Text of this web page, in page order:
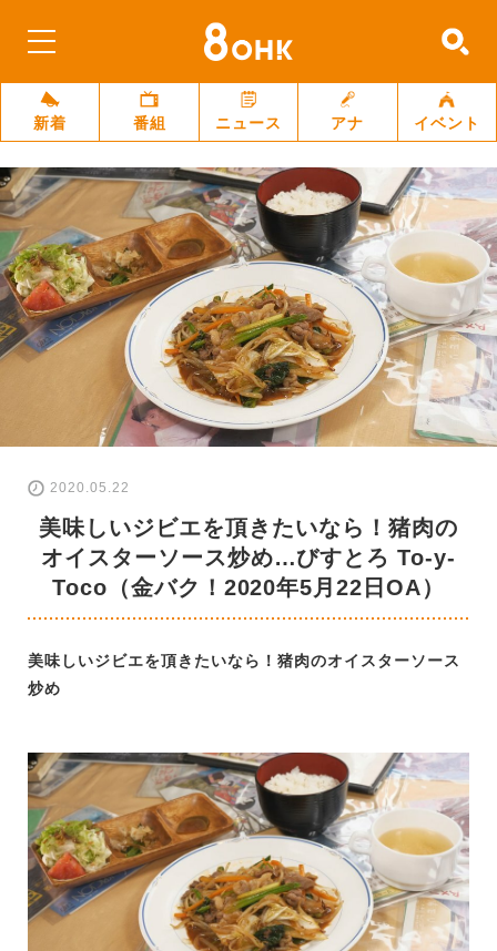
新着 番組 ニュース アナ イベント
2020.05.22
美味しいジビエを頂きたいなら！猪肉の
オイスターソース炒め…びすとろ To-y-
Toco（金バク！2020年5月22日OA）
美味しいジビエを頂きたいなら！猪肉のオイスターソース
炒め